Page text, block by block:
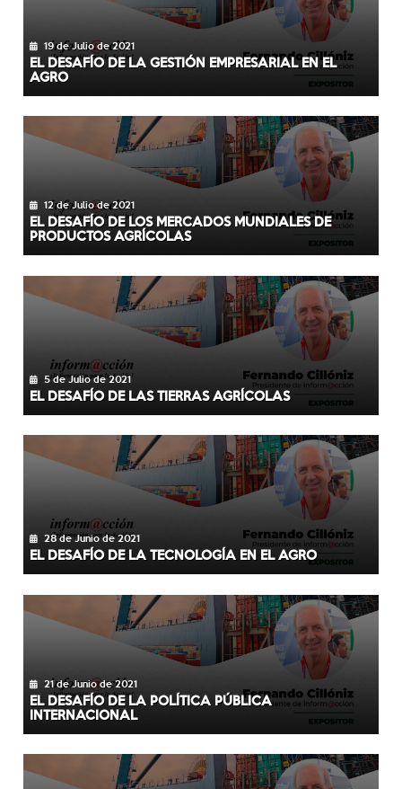
19 de Julio de 2021
EL DESAFÍO DE LA GESTIÓN EMPRESARIAL EN EL
AGRO
12 de Julio de 2021
EL DESAFÍO DE LOS MERCADOS MUNDIALES DE
PRODUCTOS AGRÍCOLAS
5 de Julio de 2021
EL DESAFÍO DE LAS TIERRAS AGRÍCOLAS
28 de Junio de 2021
EL DESAFÍO DE LA TECNOLOGÍA EN EL AGRO
21 de Junio de 2021
EL DESAFÍO DE LA POLÍTICA PÚBLICA
INTERNACIONAL